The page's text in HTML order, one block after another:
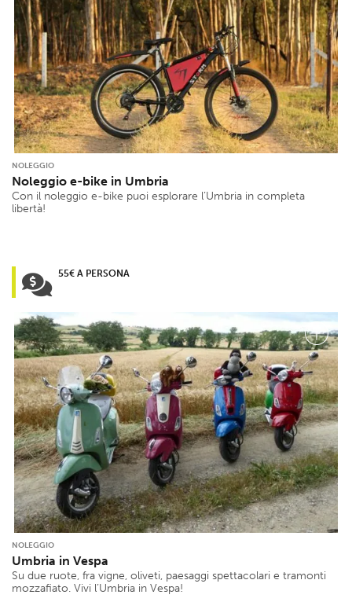
NOLEGGIO
Noleggio e-bike in Umbria
Con il noleggio e-bike puoi esplorare l’Umbria in completa
libertà!
55€ A PERSONA
NOLEGGIO
Umbria in Vespa
Su due ruote, fra vigne, oliveti, paesaggi spettacolari e tramonti
mozzafiato. Vivi l’Umbria in Vespa!